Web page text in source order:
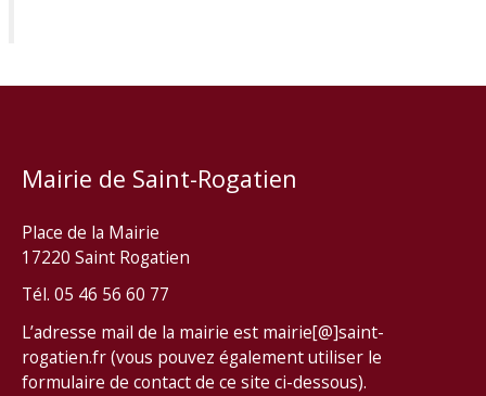
Mairie de Saint-Rogatien
Place de la Mairie
17220 Saint Rogatien
Tél. 05 46 56 60 77
L’adresse mail de la mairie est mairie[@]saint-
rogatien.fr (vous pouvez également utiliser le
formulaire de contact de ce site ci-dessous).